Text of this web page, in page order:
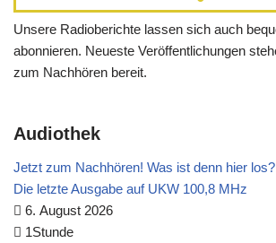
Unsere Radioberichte lassen sich auch
abonnieren. Neueste Veröffentlichungen
zum Nachhören bereit.
Audiothek
Jetzt zum Nachhören! Was ist denn hier
Die letzte Ausgabe auf UKW 100,8 MHz
6. August 2026
1Stunde